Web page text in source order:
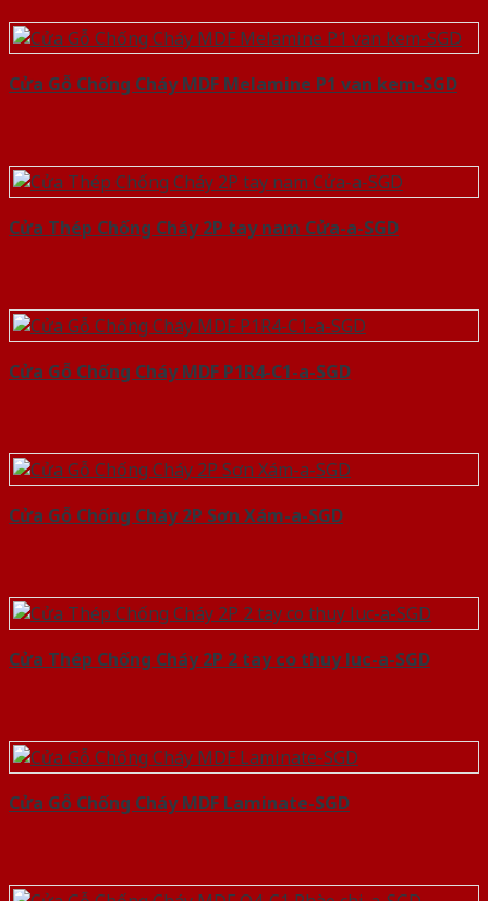
Cửa Gỗ Chống Cháy MDF Melamine P1 van kem-SGD
Cửa Thép Chống Cháy 2P tay nam Cửa-a-SGD
Cửa Gỗ Chống Cháy MDF P1R4-C1-a-SGD
Cửa Gỗ Chống Cháy 2P Sơn Xám-a-SGD
Cửa Thép Chống Cháy 2P 2 tay co thuy luc-a-SGD
Cửa Gỗ Chống Cháy MDF Laminate-SGD